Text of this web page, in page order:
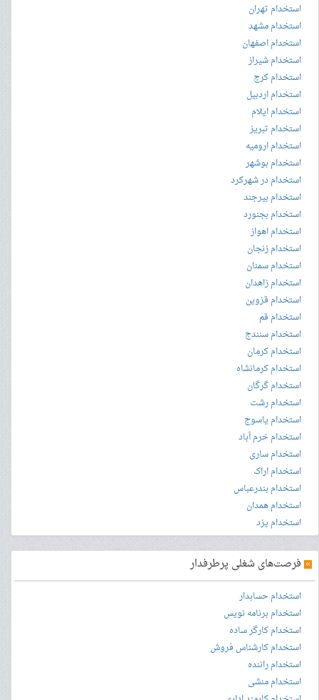
استخدام تهران
استخدام مشهد
استخدام اصفهان
استخدام شیراز
استخدام کرج
استخدام اردبیل
استخدام ایلام
استخدام تبریز
استخدام ارومیه
استخدام بوشهر
استخدام در شهرکرد
استخدام بیرجند
استخدام بجنورد
استخدام اهواز
استخدام زنجان
استخدام سمنان
استخدام زاهدان
استخدام قزوین
استخدام قم
استخدام سنندج
استخدام کرمان
استخدام کرمانشاه
استخدام گرگان
استخدام رشت
استخدام یاسوج
استخدام خرم آباد
استخدام ساری
استخدام اراک
استخدام بندرعباس
استخدام همدان
استخدام یزد
» فرصت‌های شغلی پرطرفدار
استخدام حسابدار
استخدام برنامه نویس
استخدام کارگر ساده
استخدام کارشناس فروش
استخدام راننده
استخدام منشی